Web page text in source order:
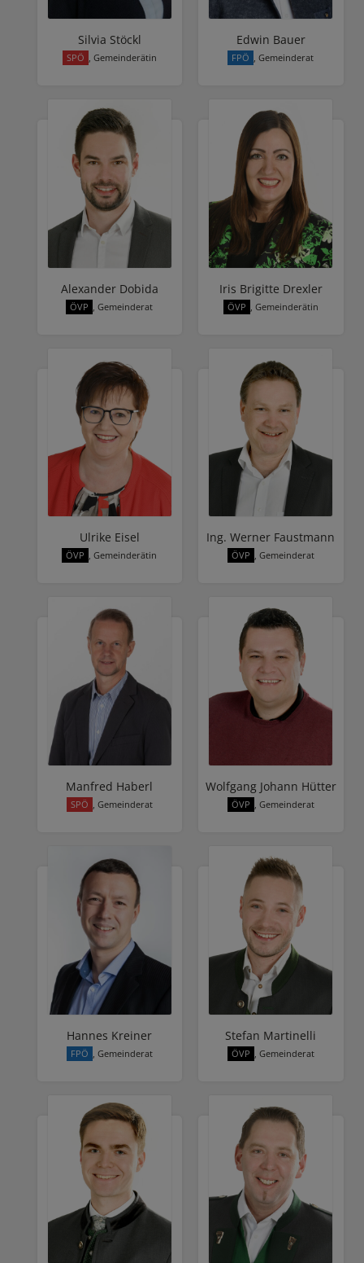
Silvia Stöckl
SPÖ , Gemeinderätin
Edwin Bauer
FPÖ , Gemeinderat
Alexander Dobida
ÖVP , Gemeinderat
Iris Brigitte Drexler
ÖVP , Gemeinderätin
Ulrike Eisel
ÖVP , Gemeinderätin
Ing. Werner Faustmann
ÖVP , Gemeinderat
Manfred Haberl
SPÖ , Gemeinderat
Wolfgang Johann Hütter
ÖVP , Gemeinderat
Hannes Kreiner
FPÖ , Gemeinderat
Stefan Martinelli
ÖVP , Gemeinderat